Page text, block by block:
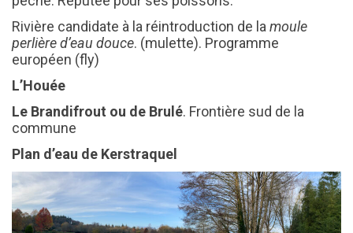
Rivière candidate à la réintroduction de la moule
perlière d’eau douce. (mulette). Programme
européen (fly)
L’Houée
Le Brandifrout ou de Brulé. Frontière sud de la
commune
Plan d’eau de Kerstraquel